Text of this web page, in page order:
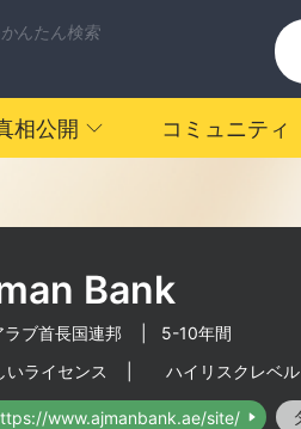
んたん検索
相公開 コミュニティ
Bank
ラブ首長国連邦
5-10年間
いライセンス
ハイリスクレベル
www.ajmanbank.ae/site/